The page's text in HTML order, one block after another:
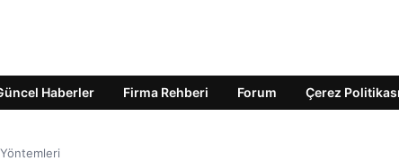
Haberler Firma Rehberi Forum Çerez Politikası